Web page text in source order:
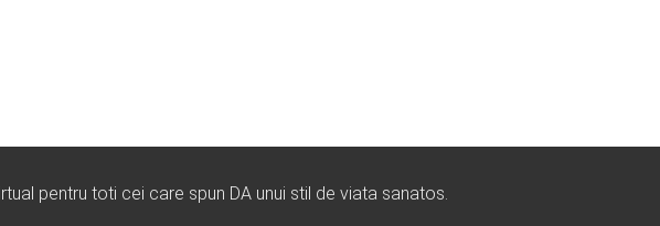
pentru toti cei care spun DA unui stil de viata sanatos.